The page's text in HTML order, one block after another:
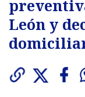
León y